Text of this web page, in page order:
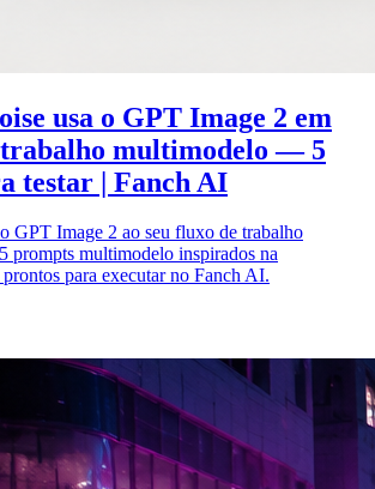
usa o GPT Image 2 em
multimodelo — 5
testar | Fanch AI
GPT Image 2 ao seu fluxo de trabalho
prompts multimodelo inspirados na
para executar no Fanch AI.